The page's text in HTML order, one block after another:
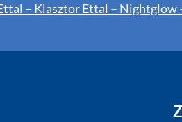
– Klasztor Ettal – Nightglow